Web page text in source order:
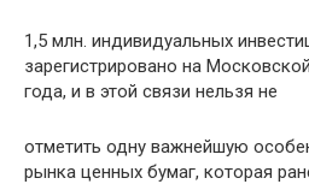
1,5 млн. индивидуальных
зарегистрировано на
года, и в этой связи нельзя не
отметить одну важнейшую
рынка ценных бумаг, которая